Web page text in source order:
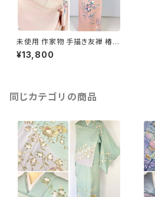
未使用 作家物 手描き友禅 椿
訪問着 花柄 正絹 聴色 ピンク
798
¥13,800
同じカテゴリの商品